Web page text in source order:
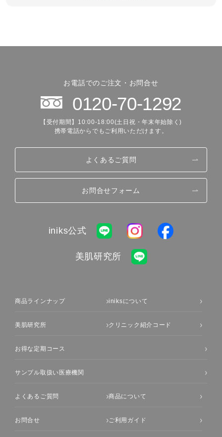
お電話でのご注文・お問合せ
0120-70-1292
【受付期間】10:00-18:00(土日祝・年末年始除く)
携帯電話からでもご利用いただけます。
よくあるご質問
お問合せフォーム
iniks公式
美肌研究所
商品ラインナップ iniksについて
美肌研究所 クリニック紹介コード
お得な定期コース
サンプル取扱い医療機関
よくあるご質問 商品について
お問合せ ご利用ガイド